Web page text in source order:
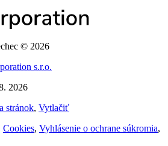
© 2026
s.r.o.
2026
stránok, Vytlačiť
Cookies, Vyhlásenie o ochrane súkromia,